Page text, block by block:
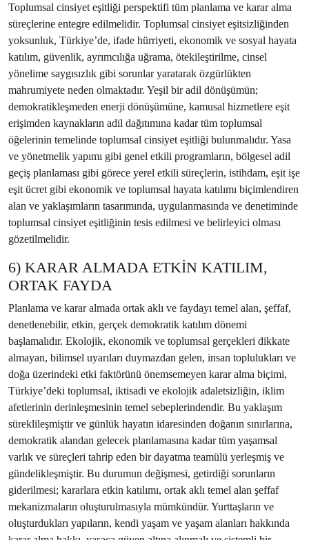
Toplumsal cinsiyet eşitliği perspektifi tüm planlama ve karar alma
süreçlerine entegre edilmelidir. Toplumsal cinsiyet eşitsizliğinden
yoksunluk, Türkiye’de, ifade hürriyeti, ekonomik ve sosyal hayata
katılım, güvenlik, ayrımcılığa uğrama, ötekileştirilme, cinsel
yönelime saygısızlık gibi sorunlar yaratarak özgürlükten
mahrumiyete neden olmaktadır. Yeşil bir adil dönüşümün;
demokratikleşmeden enerji dönüşümüne, kamusal hizmetlere eşit
erişimden kaynakların adil dağıtımına kadar tüm toplumsal
öğelerinin temelinde toplumsal cinsiyet eşitliği bulunmalıdır. Yasa
ve yönetmelik yapımı gibi genel etkili programların, bölgesel adil
geçiş planlaması gibi görece yerel etkili süreçlerin, istihdam, eşit işe
eşit ücret gibi ekonomik ve toplumsal hayata katılımı biçimlendiren
alan ve yaklaşımların tasarımında, uygulanmasında ve denetiminde
toplumsal cinsiyet eşitliğinin tesis edilmesi ve belirleyici olması
gözetilmelidir.
6) KARAR ALMADA ETKİN KATILIM,
ORTAK FAYDA
Planlama ve karar almada ortak aklı ve faydayı temel alan, şeffaf,
denetlenebilir, etkin, gerçek demokratik katılım dönemi
başlamalıdır. Ekolojik, ekonomik ve toplumsal gerçekleri dikkate
almayan, bilimsel uyarıları duymazdan gelen, insan toplulukları ve
doğa üzerindeki etki faktörünü önemsemeyen karar alma biçimi,
Türkiye’deki toplumsal, iktisadi ve ekolojik adaletsizliğin, iklim
afetlerinin derinleşmesinin temel sebeplerindendir. Bu yaklaşım
süreklileşmiştir ve günlük hayatın idaresinden doğanın sınırlarına,
demokratik alandan gelecek planlamasına kadar tüm yaşamsal
varlık ve süreçleri tahrip eden bir dayatma teamülü yerleşmiş ve
gündelikleşmiştir. Bu durumun değişmesi, getirdiği sorunların
giderilmesi; kararlara etkin katılımı, ortak aklı temel alan şeffaf
mekanizmaların oluşturulmasıyla mümkündür. Yurttaşların ve
oluşturdukları yapıların, kendi yaşam ve yaşam alanları hakkında